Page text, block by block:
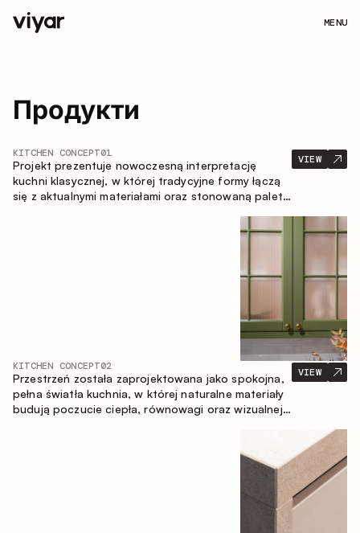
MENU
Продукти
KITCHEN CONCEPT01
Projekt prezentuje nowoczesną interpretację
kuchni klasycznej, w której tradycyjne formy łączą
się z aktualnymi materiałami oraz stonowaną paletą
kompozycja zabudowy tworzy komfortową i
VIEW
KITCHEN CONCEPT02
Przestrzeń została zaprojektowana jako spokojna,
pełna światła kuchnia, w której naturalne materiały
budują poczucie ciepła, równowagi oraz wizualnej
VIEW